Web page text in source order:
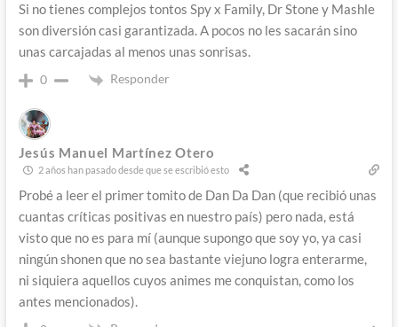
Si no tienes complejos tontos Spy x Family, Dr Stone y Mashle
son diversión casi garantizada. A pocos no les sacarán sino
unas carcajadas al menos unas sonrisas.
0 Responder
Jesús Manuel Martínez Otero
2 años han pasado desde que se escribió esto
Probé a leer el primer tomito de Dan Da Dan (que recibió unas
cuantas críticas positivas en nuestro país) pero nada, está
visto que no es para mí (aunque supongo que soy yo, ya casi
ningún shonen que no sea bastante viejuno logra enterarme,
ni siquiera aquellos cuyos animes me conquistan, como los
antes mencionados).